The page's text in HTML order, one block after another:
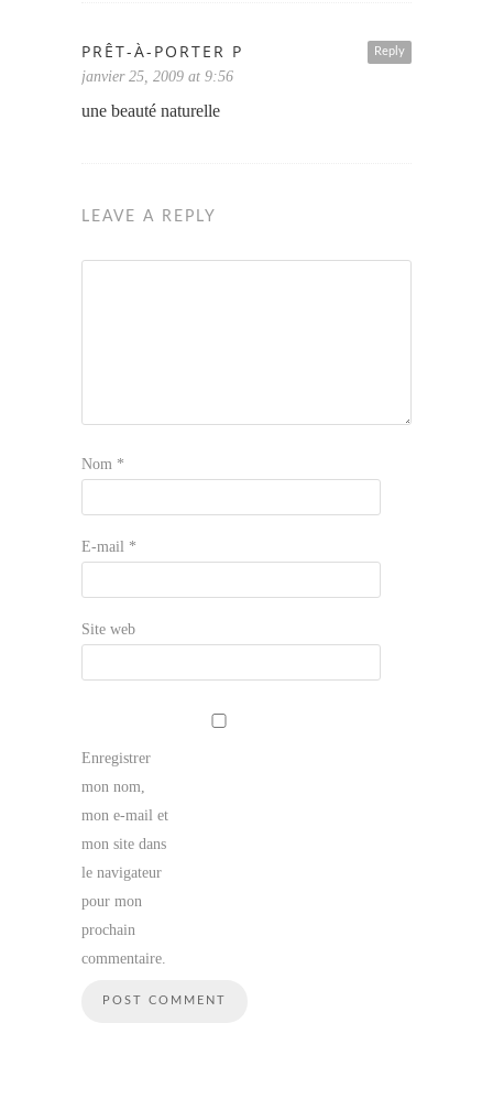
Reply
PRÊT-À-PORTER P
janvier 25, 2009 at 9:56
une beauté naturelle
LEAVE A REPLY
Nom *
E-mail *
Site web
Enregistrer
mon nom,
mon e-mail et
mon site dans
le navigateur
pour mon
prochain
commentaire.